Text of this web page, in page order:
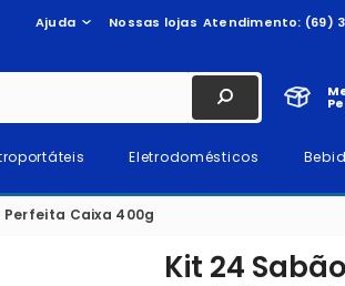
Ajuda Nossas lojas Atendimento: (69)
Eletrodomésticos
Perfeita Caixa 400g
Kit 24